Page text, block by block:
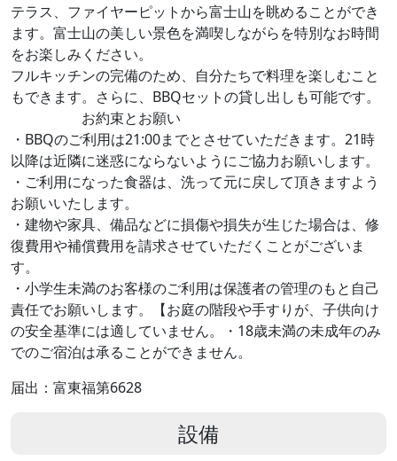
テラス、ファイヤーピットから富士山を眺めることができ
ます。富士山の美しい景色を満喫しながらを特別なお時間
をお楽しみください。
フルキッチンの完備のため、自分たちで料理を楽しむこと
もできます。さらに、BBQセットの貸し出しも可能です。
お約束とお願い
・BBQのご利用は21:00までとさせていただきます。21時
以降は近隣に迷惑にならないようにご協力お願いします。
・ご利用になった食器は、洗って元に戻して頂きますよう
お願いいたします。
・建物や家具、備品などに損傷や損失が生じた場合は、修
復費用や補償費用を請求させていただくことがございま
す。
・小学生未満のお客様のご利用は保護者の管理のもと自己
責任でお願いします。【お庭の階段や手すりが、子供向け
の安全基準には適していません。・18歳未満の未成年のみ
でのご宿泊は承ることができません。
届出：富東福第6628
設備